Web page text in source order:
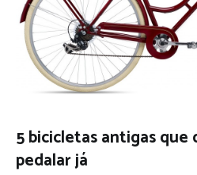
5 bicicletas antigas que
pedalar já